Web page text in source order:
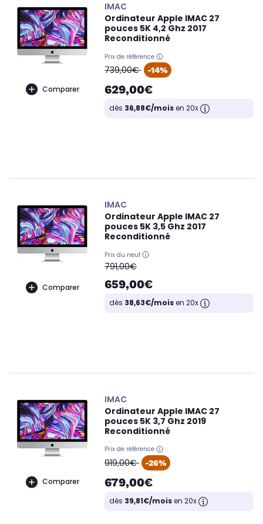
Comparer
IMAC
Ordinateur Apple IMAC 27
pouces 5K 4,2 Ghz 2017
Reconditionné
Prix de référence
oldPrice
739,00€ -14%
629,00€
dès 36,88€/moisen 20x
Comparer
IMAC
Ordinateur Apple IMAC 27
pouces 5K 3,5 Ghz 2017
Reconditionné
Prix du neuf
oldPrice
791,00€
659,00€
dès 38,63€/moisen 20x
Comparer
IMAC
Ordinateur Apple IMAC 27
pouces 5K 3,7 Ghz 2019
Reconditionné
Prix de référence
oldPrice
919,00€ -26%
679,00€
dès 39,81€/moisen 20x